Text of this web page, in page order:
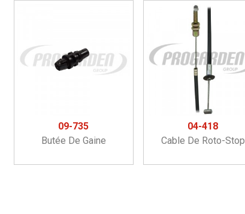
09-735
Butée De Gaine
04-418
Cable De Roto-Stop